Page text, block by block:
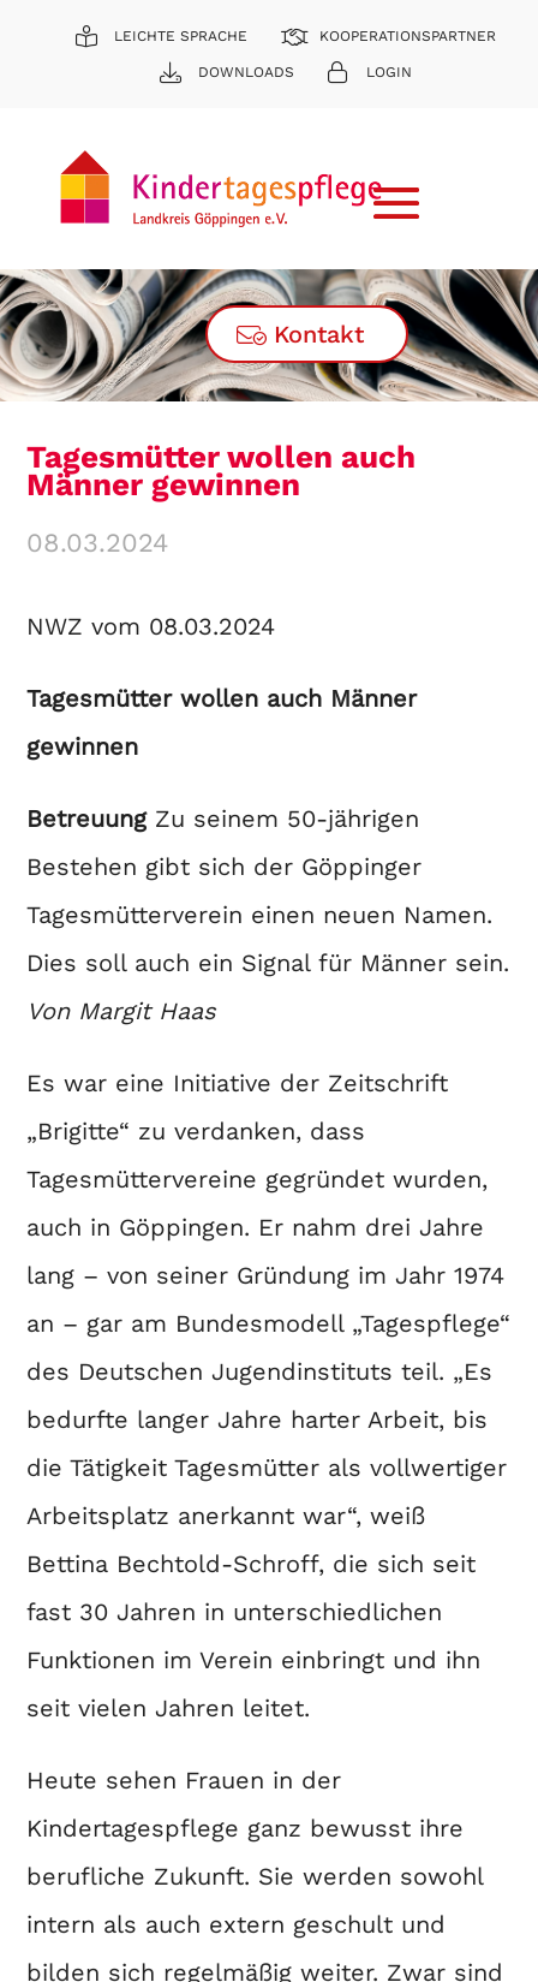
LEICHTE SPRACHE KOOPERATIONSPARTNER
DOWNLOADS LOGIN
Kontakt
Tagesmütter wollen auch
Männer gewinnen
08.03.2024
NWZ vom 08.03.2024
Tagesmütter wollen auch Männer
gewinnen
BetreuungZu seinem 50-jährigen
Bestehen gibt sich der Göppinger
Tagesmütterverein einen neuen Namen.
Dies soll auch ein Signal für Männer sein.
Von Margit Haas
Es war eine Initiative der Zeitschrift
„Brigitte“ zu verdanken, dass
Tagesmüttervereine gegründet wurden,
auch in Göppingen. Er nahm drei Jahre
lang – von seiner Gründung im Jahr 1974
an – gar am Bundesmodell „Tagespflege“
des Deutschen Jugendinstituts teil. „Es
bedurfte langer Jahre harter Arbeit, bis
die Tätigkeit Tagesmütter als vollwertiger
Arbeitsplatz anerkannt war“, weiß
Bettina Bechtold-Schroff, die sich seit
fast 30 Jahren in unterschiedlichen
Funktionen im Verein einbringt und ihn
seit vielen Jahren leitet.
Heute sehen Frauen in der
Kindertagespflege ganz bewusst ihre
berufliche Zukunft. Sie werden sowohl
intern als auch extern geschult und
bilden sich regelmäßig weiter. Zwar sind